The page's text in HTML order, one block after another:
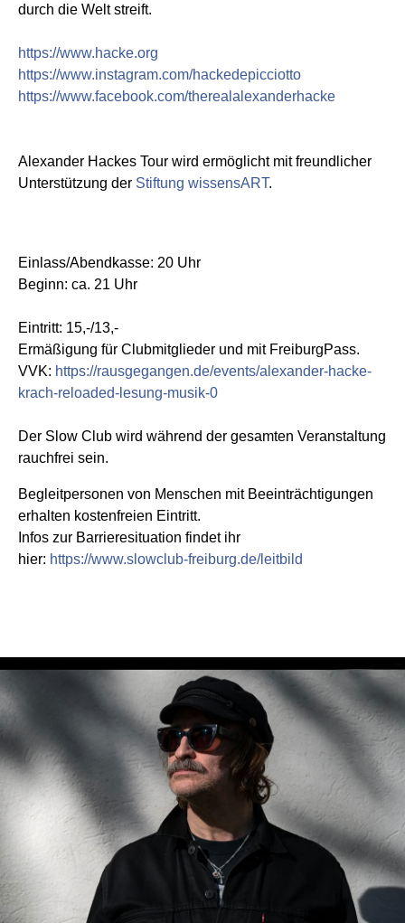
durch die Welt streift.
https://www.hacke.org
https://www.instagram.com/hackedepicciotto
https://www.facebook.com/therealalexanderhacke
Alexander Hackes Tour wird ermöglicht mit freundlicher
Unterstützung der Stiftung wissensART.
Einlass/Abendkasse: 20 Uhr
Beginn: ca. 21 Uhr
Eintritt: 15,-/13,-
Ermäßigung für Clubmitglieder und mit FreiburgPass.
VVK: https://rausgegangen.de/events/alexander-hacke-
krach-reloaded-lesung-musik-0
Der Slow Club wird während der gesamten Veranstaltung
rauchfrei sein.
Begleitpersonen von Menschen mit Beeinträchtigungen
erhalten kostenfreien Eintritt.
Infos zur Barrieresituation findet ihr
hier: https://www.slowclub-freiburg.de/leitbild